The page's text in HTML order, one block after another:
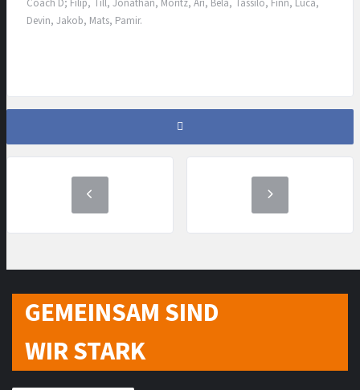
Coach D; Filip, Till, Jonathan, Moritz, Ari, Béla, Tassilo, Finn, Luca,
Devin, Jakob, Mats, Pamir.
GEMEINSAM SIND
WIR STARK